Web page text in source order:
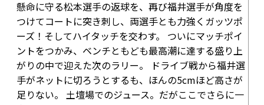
懸命に守る松本選手の返球を、再び福井選手が角度を
つけてコートに突き刺し、両選手とも力強くガッツポ
ーズ！そしてハイタッチを交わす。 ついにマッチポイ
ントをつかみ、ベンチともども最高潮に達する盛り上
がりの中で迎えた次のラリー。 ドライブ戦から福井選
手がネットに切ろうとするも、ほんの5cmほど高さが
足りない。 土壇場でのジュース。だがここでさらに一